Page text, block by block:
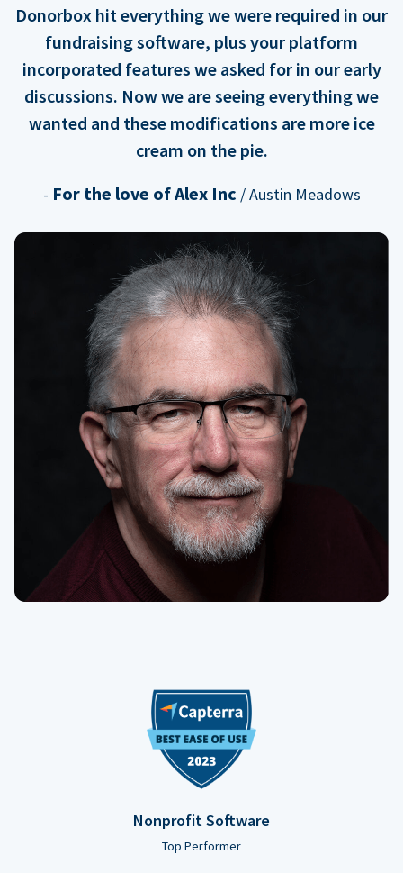
Donorbox hit everything we were required in our
fundraising software, plus your platform
incorporated features we asked for in our early
discussions. Now we are seeing everything we
wanted and these modifications are more ice
cream on the pie.
- For the love of Alex Inc / Austin Meadows
Nonprofit Software
Top Performer